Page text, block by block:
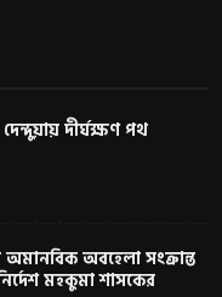
দীর্ঘক্ষণ পথ
অবহেলা সংক্রান্ত
মহকুমা শাসকের